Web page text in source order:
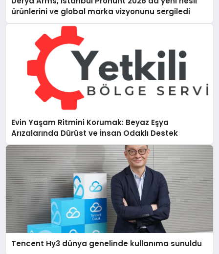
ürünlerini ve global marka vizyonunu sergiledi
Evin Yaşam Ritmini Korumak: Beyaz Eşya
Arızalarında Dürüst ve İnsan Odaklı Destek
Tencent Hy3 dünya genelinde kullanıma sunuldu